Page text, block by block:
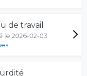
de travail
le 2026-02-03